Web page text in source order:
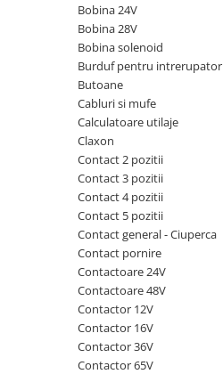
Diverse piese transmisie
Piese ambreiaj
Angrenaje transmisie
Grupuri conice
Convertizoare
Cruce cardan
Disc frictiune
Roti teren accidentat
Roti non-marking
Piulite roata
Butuc roata
Piese Volvo
Piese motor Yanmar
Piese Snorkel
Piese John Deere
Piese Vapormatic
Piese utilaje Fendt
Piese Case IH
Piese Dana Spicer
Piese Skyjack
Piese Bobcat
Bobina 24V
Bobina 28V
Bobina solenoid
Burduf pentru intrerupator
Butoane
Cabluri si mufe
Calculatoare utilaje
Claxon
Contact 2 pozitii
Contact 3 pozitii
Contact 4 pozitii
Contact 5 pozitii
Contact general - Ciuperca
Contact pornire
Contactoare 24V
Contactoare 48V
Contactor 12V
Contactor 16V
Contactor 36V
Contactor 65V